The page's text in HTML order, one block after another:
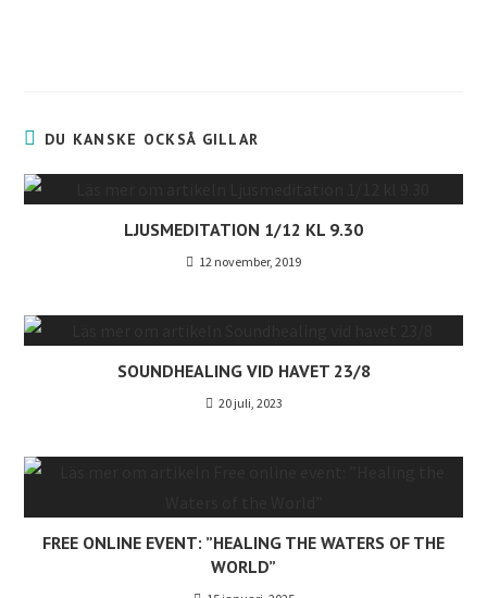
DU KANSKE OCKSÅ GILLAR
LJUSMEDITATION 1/12 KL 9.30
12 november, 2019
SOUNDHEALING VID HAVET 23/8
20 juli, 2023
FREE ONLINE EVENT: ”HEALING THE WATERS OF THE
WORLD”